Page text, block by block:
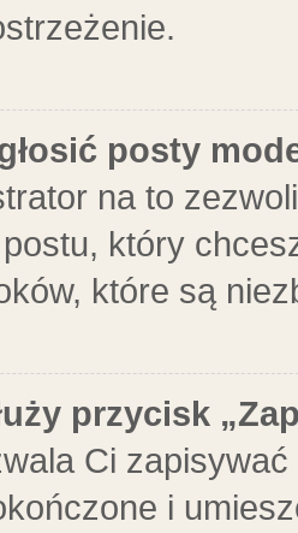
posty
na to
który
które są
przycisk
Ci
i